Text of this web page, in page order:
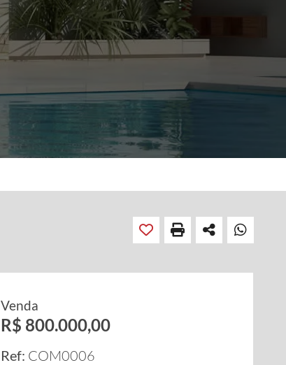
Venda
R$ 800.000,00
Ref: COM0006